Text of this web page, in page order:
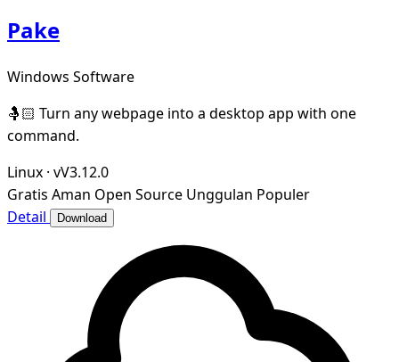
Pake
Windows Software
🤱🏻 Turn any webpage into a desktop app with one
command.
Linux · vV3.12.0
Gratis Aman Open Source Unggulan Populer
Detail
Download